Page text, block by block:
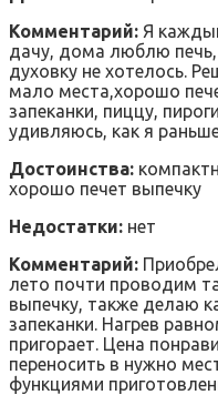
Комментарий: Я
дачу, дома люблю
духовку не хотелось.
мало места,хорошо
запеканки, пиццу,
удивляюсь, как я
Достоинства:
хорошо печет выпечку
Недостатки: нет
Комментарий:
лето почти проводим
выпечку, также делаю
запеканки. Нагрев
пригорает. Цена
переносить в нужно
функциями